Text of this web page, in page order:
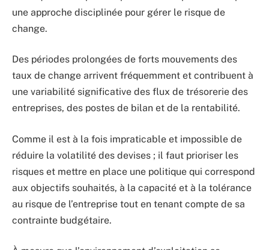
une approche disciplinée pour gérer le risque de
change.
Des périodes prolongées de forts mouvements des
taux de change arrivent fréquemment et contribuent à
une variabilité significative des flux de trésorerie des
entreprises, des postes de bilan et de la rentabilité.
Comme il est à la fois impraticable et impossible de
réduire la volatilité des devises ; il faut prioriser les
risques et mettre en place une politique qui correspond
aux objectifs souhaités, à la capacité et à la tolérance
au risque de l’entreprise tout en tenant compte de sa
contrainte budgétaire.